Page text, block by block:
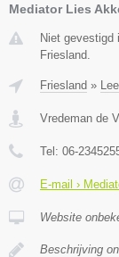
Mediator Lies
Niet gevestigd
Friesland.
Friesland »
Vredeman de
Tel: 06-
E-mail ›
Website
Beschrijving